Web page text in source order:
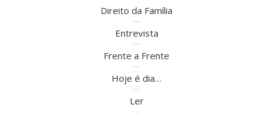
Direito da Família
Entrevista
Frente a Frente
Hoje é dia…
Ler